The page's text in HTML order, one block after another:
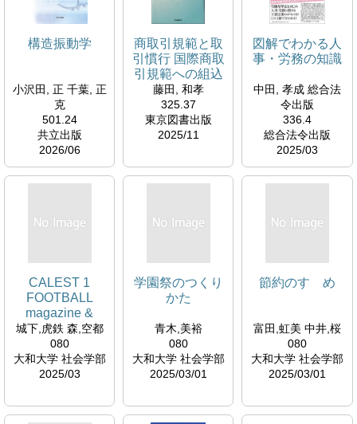
構造振動学
小沢田, 正 千葉, 正
克
501.24
共立出版
2026/06
商取引規範と取
引慣行 国際商取
引規範への組込
みが困難な取引
慣行の序論的研
究試論
藤田, 和孝
325.37
東京図書出版
2025/11
図解でわかる人
事・労務の知識
中田, 孝成 総合法
令出版
336.4
総合法令出版
2025/03
CALEST 1
FOOTBALL
magazine &
Graduation work
城下,虎鉄 森,空都
080
大和大学 社会学部
2025/03
学園祭のつくり
かた
青木,美裕
080
大和大学 社会学部
2025/03/01
節約のすゝめ
富田,虹美 中井,桜
080
大和大学 社会学部
2025/03/01